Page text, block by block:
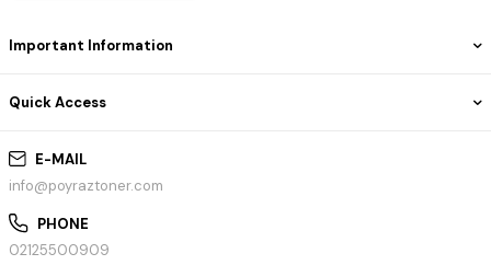
E-MAIL
info@poyraztoner.com
PHONE
02125500909
Important Information
Quick Access